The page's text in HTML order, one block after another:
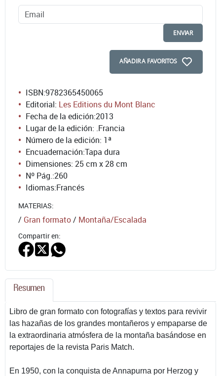
ENVIAR
AÑADIR A FAVORITOS
ISBN:9782365450065
Editorial: Les Editions du Mont Blanc
Fecha de la edición:2013
Lugar de la edición: .Francia
Número de la edición: 1ª
Encuadernación:Tapa dura
Dimensiones: 25 cm x 28 cm
Nº Pág.:260
Idiomas:Francés
MATERIAS:
/ Gran formato/ Montaña/Escalada
Compartir en:
Resumen
Libro de gran formato con fotografías y textos para revivir
las hazañas de los grandes montañeros y empaparse de
la extraordinaria atmósfera de la montaña basándose en
reportajes de la revista Paris Match.
En 1950, con la conquista de Annapurna por Herzog y